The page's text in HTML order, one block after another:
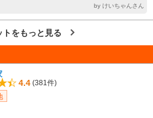
by けいちゃんさん
トをもっと見る
4.4 (381件)